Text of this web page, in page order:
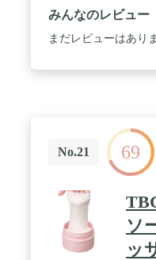
ブ成分〕) / ✅【テク
ゅわ・ポロポロとテ
新感覚な使い心地。
カリ葉エキス、クダ
モングラス葉／茎エ
す。(*1 皮フコンデ
ェロール〔製品の抗
らつきが気になる箇
タつかないなめらか
ざらつきや角質が気
ト、太ももといった
使いいただけます。
みんなのレビュー
まだレビューはあり
No.21 69
ソ
ッ